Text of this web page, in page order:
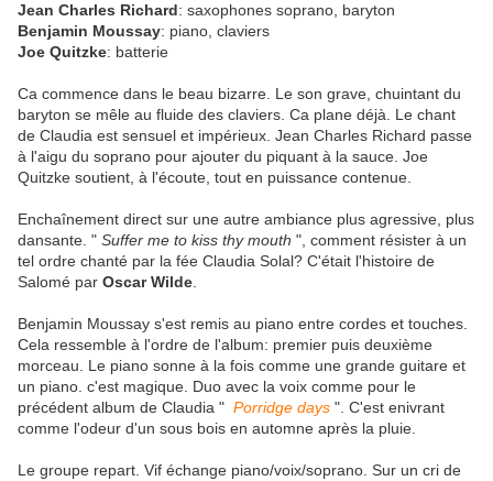
Jean Charles Richard: saxophones soprano, baryton
Benjamin Moussay: piano, claviers
Joe Quitzke: batterie
Ca commence dans le beau bizarre. Le son grave, chuintant du
baryton se mêle au fluide des claviers. Ca plane déjà. Le chant
de Claudia est sensuel et impérieux. Jean Charles Richard passe
à l'aigu du soprano pour ajouter du piquant à la sauce. Joe
Quitzke soutient, à l'écoute, tout en puissance contenue.
Enchaînement direct sur une autre ambiance plus agressive, plus
dansante. " Suffer me to kiss thy mouth ", comment résister à un
tel ordre chanté par la fée Claudia Solal? C'était l'histoire de
Salomé par Oscar Wilde
Benjamin Moussay s'est remis au piano entre cordes et touches.
Cela ressemble à l'ordre de l'album: premier puis deuxième
morceau. Le piano sonne à la fois comme une grande guitare et
un piano. c'est magique. Duo avec la voix comme pour le
précédent album de Claudia " Porridge days ". C'est enivrant
comme l'odeur d'un sous bois en automne après la pluie.
Le groupe repart. Vif échange piano/voix/soprano. Sur un cri de